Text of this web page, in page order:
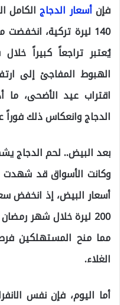
فإنأسعار الدجاجالكامل
يُعتبر تراجعاً كبيراً
الهبوط المفاجئ إلى
اقتراب عيد الأضحى،
الدجاج وانعكاس ذلك فوراً
بعد البيض.. لحم الدجاج
وكانت الأسواق قد
مما منح المستهلكين
الغلاء.
أما اليوم، فإن نفس